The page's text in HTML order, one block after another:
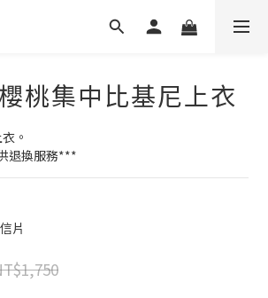
桃集中比基尼上衣
。
退換服務***
片